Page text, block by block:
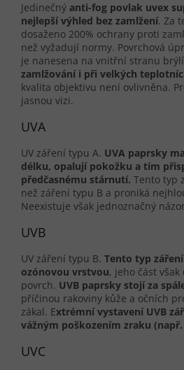
Jedinečný anti-fog povlak uvex
nejlepší výhled bez zamlžení. Za
dosaženo 200% ochrany proti
než vyžadují normy. Povrchová
je nanesena na vnitřní stranu
zamlžování i při velkých
kvalita objektivu není ovlivněna.
jasnou vizi.
UVA
UV záření typu A. UVA paprsky
délku, opalují pokožku a tím
předčasnému stárnutí. Tento typ
než záření typu B a proniká
Neexistuje však jednoznačný
UVB
UV záření typu B. Tento typ
ozónovou vrstvou, jeho část
povrch. UVB paprsky stojí za
příčinou rakoviny kůže a očních
zákal. Extrémní vystavení UVB
vážným poškozením zraku
UVC